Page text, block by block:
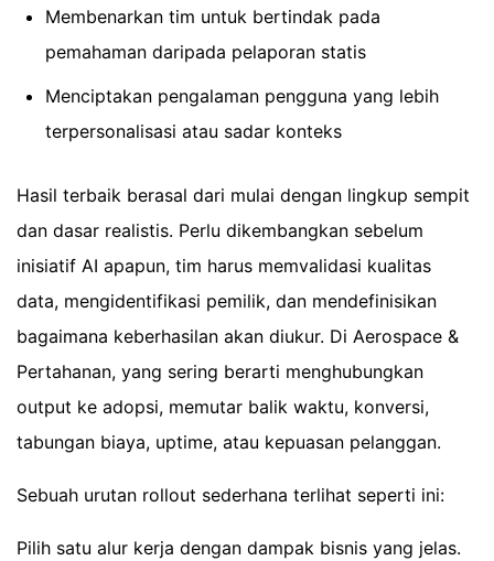
Membenarkan tim untuk bertindak pada
pemahaman daripada pelaporan statis
Menciptakan pengalaman pengguna yang lebih
terpersonalisasi atau sadar konteks
Hasil terbaik berasal dari mulai dengan lingkup sempit
dan dasar realistis. Perlu dikembangkan sebelum
inisiatif AI apapun, tim harus memvalidasi kualitas
data, mengidentifikasi pemilik, dan mendefinisikan
bagaimana keberhasilan akan diukur. Di Aerospace &
Pertahanan, yang sering berarti menghubungkan
output ke adopsi, memutar balik waktu, konversi,
tabungan biaya, uptime, atau kepuasan pelanggan.
Sebuah urutan rollout sederhana terlihat seperti ini:
Pilih satu alur kerja dengan dampak bisnis yang jelas.